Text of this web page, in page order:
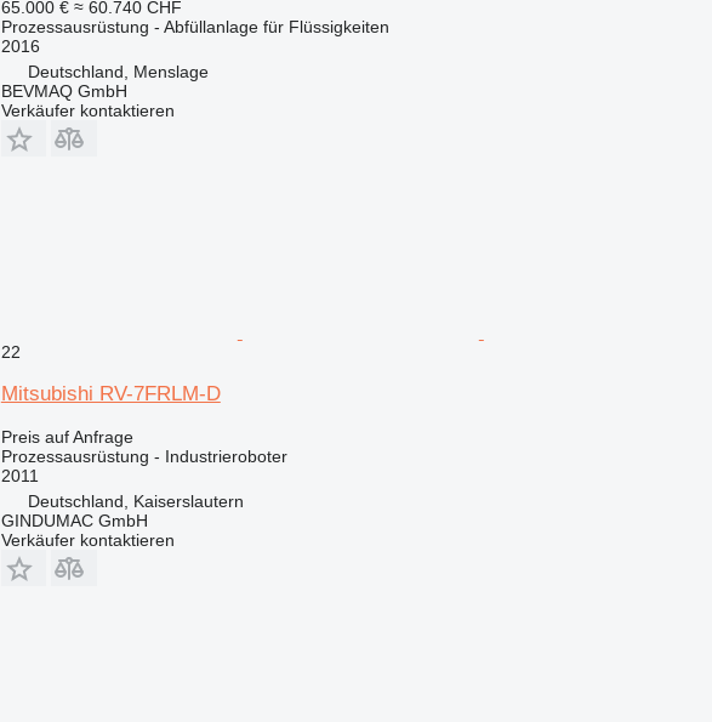
65.000 € ≈ 60.740 CHF
Prozessausrüstung - Abfüllanlage für Flüssigkeiten
2016
Deutschland, Menslage
BEVMAQ GmbH
Verkäufer kontaktieren
22
Mitsubishi RV-7FRLM-D
Preis auf Anfrage
Prozessausrüstung - Industrieroboter
2011
Deutschland, Kaiserslautern
GINDUMAC GmbH
Verkäufer kontaktieren